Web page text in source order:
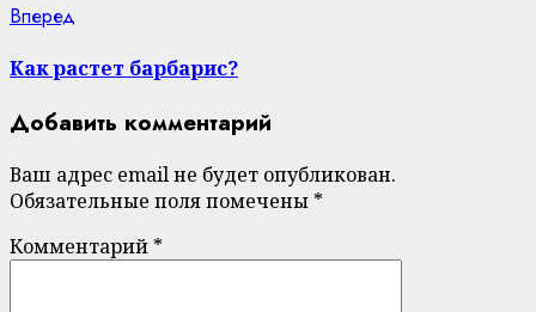
Вперед
Как растет барбарис?
Добавить комментарий
Ваш адрес email не будет опубликован.
Обязательные поля помечены *
Комментарий *